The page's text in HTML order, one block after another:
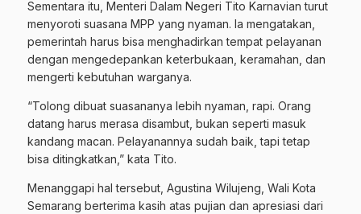
Sementara itu, Menteri Dalam Negeri Tito Karnavian turut
menyoroti suasana MPP yang nyaman. Ia mengatakan,
pemerintah harus bisa menghadirkan tempat pelayanan
dengan mengedepankan keterbukaan, keramahan, dan
mengerti kebutuhan warganya.
“Tolong dibuat suasananya lebih nyaman, rapi. Orang
datang harus merasa disambut, bukan seperti masuk
kandang macan. Pelayanannya sudah baik, tapi tetap
bisa ditingkatkan,” kata Tito.
Menanggapi hal tersebut, Agustina Wilujeng, Wali Kota
Semarang berterima kasih atas pujian dan apresiasi dari